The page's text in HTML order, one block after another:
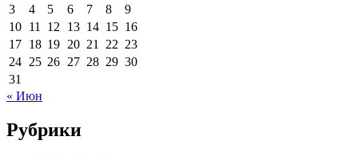
3
4 5 6 7 8
9
10 11 12 13 14 15 16
17 18 19 20 21 22 23
24 25 26 27 28 29 30
31
« Июн
Рубрики